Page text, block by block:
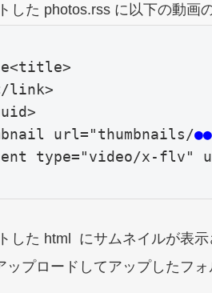
した photos.rss に以下の動画
<title>
link>
url="thumbnails/
type="video/x-flv"
した html にサムネイルが表示
ップロードしてアップしたフ